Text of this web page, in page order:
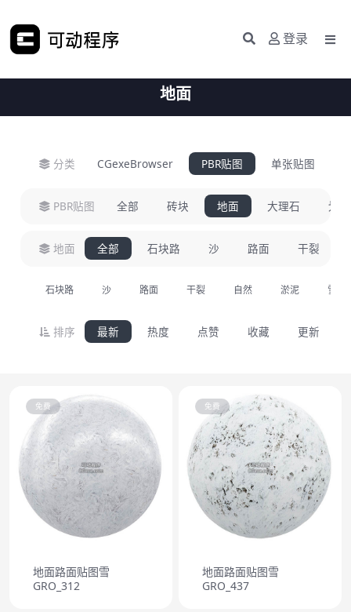
登录
地面
分类 CGexeBrowser PBR贴图 单张贴图
PBR贴图 全部 砖块 地面 大理石 划
地面 全部 石块路 沙 路面 干裂
石块路 沙 路面 干裂 自然 淤泥 雪
排序 最新 热度 点赞 收藏 更新
免费
地面路面贴图雪
GRO_312
免费
地面路面贴图雪
GRO_437